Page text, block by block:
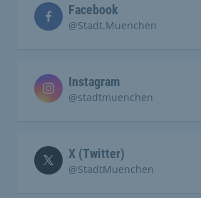
Facebook
@Stadt.Muenchen
Instagram
@stadtmuenchen
X (Twitter)
@StadtMuenchen